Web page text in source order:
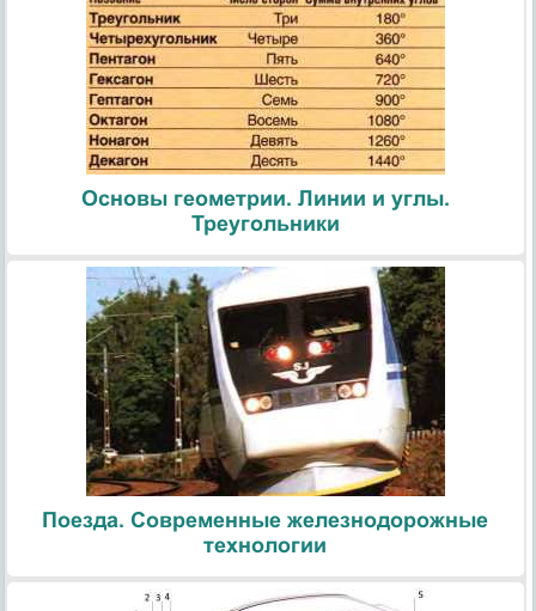
Основы геометрии. Линии и углы.
Треугольники
Поезда. Современные железнодорожные
технологии